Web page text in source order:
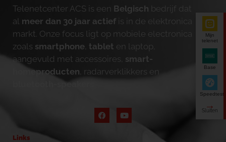
Telenetcenter ACS is een Belgisch bedrijf dat
al meer dan 30 jaar actief is in de elektronica
markt. Onze focus ligt op mobiele electronica
zoals smartphone tablet en laptop,
aangevuld met accessoires, smart-
homeproducten , radarverklikkers en
bluetooth-speakers
Links
Mijn
telenet
Base
Speedtest